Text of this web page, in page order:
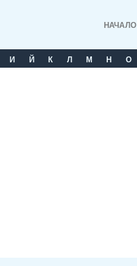
НАЧАЛО
И Й К Л М Н О